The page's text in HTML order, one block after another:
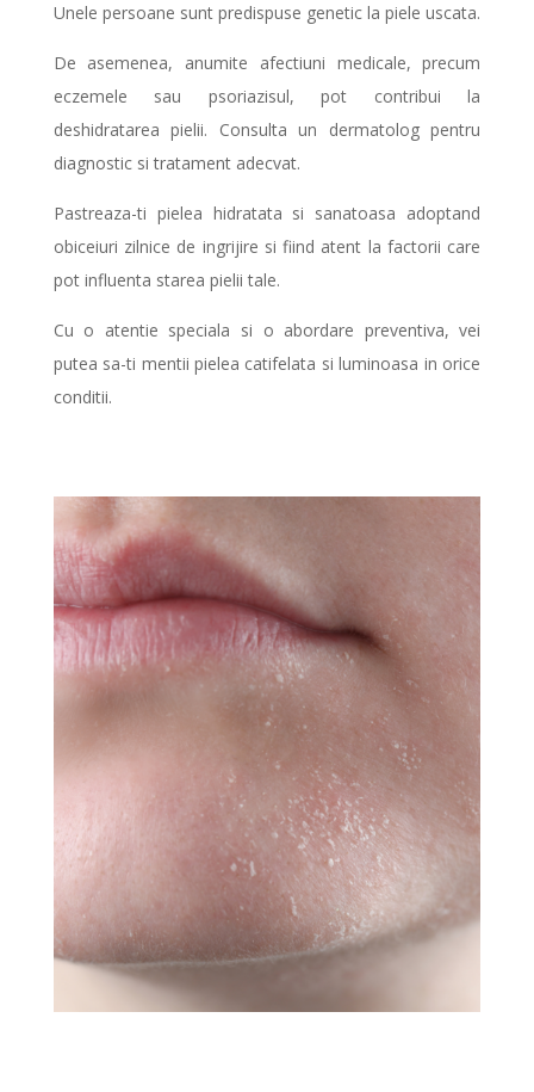
Unele persoane sunt predispuse genetic la piele uscata.
De asemenea, anumite afectiuni medicale, precum
eczemele sau psoriazisul, pot contribui la
deshidratarea pielii. Consulta un dermatolog pentru
diagnostic si tratament adecvat.
Pastreaza-ti pielea hidratata si sanatoasa adoptand
obiceiuri zilnice de ingrijire si fiind atent la factorii care
pot influenta starea pielii tale.
Cu o atentie speciala si o abordare preventiva, vei
putea sa-ti mentii pielea catifelata si luminoasa in orice
conditii.